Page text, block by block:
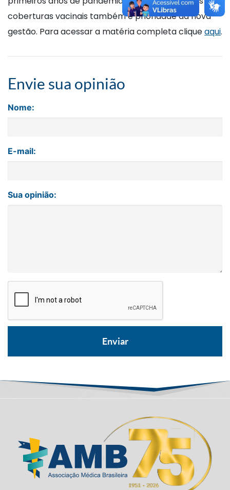
coberturas vacinais também é prioridade da nova
gestão. Para acessar a matéria completa cliqueaqui.
Envie sua opinião
Nome:
E-mail:
Sua opinião: